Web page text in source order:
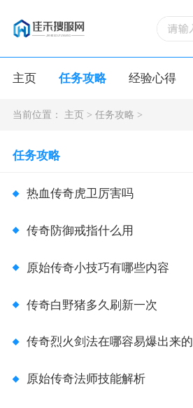
主页 任务攻略 经验心得
当前位置： 主页> 任务攻略 >
任务攻略
热血传奇虎卫厉害吗
传奇防御戒指什么用
原始传奇小技巧有哪些内容
传奇白野猪多久刷新一次
传奇烈火剑法在哪容易爆出来的
原始传奇法师技能解析